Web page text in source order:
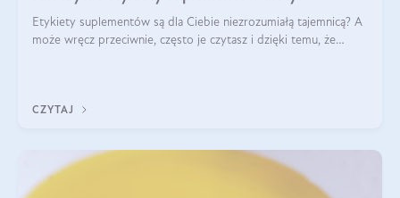
Etykiety suplementów są dla Ciebie niezrozumiałą tajemnicą? A
może wręcz przeciwnie, często je czytasz i dzięki temu, że
CZYTAJ